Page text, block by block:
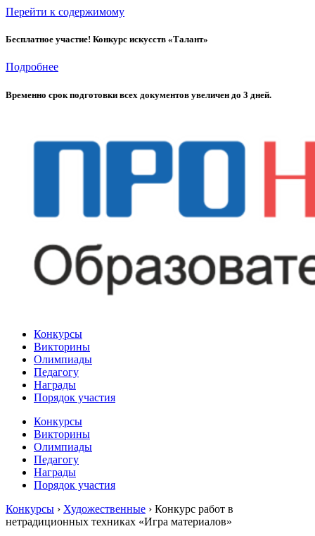
Перейти к содержимому
Бесплатное участие! Конкурс искусств «Талант»
Подробнее
Временно cрок подготовки всех документов увеличен до 3 дней.
Конкурсы
Викторины
Олимпиады
Педагогу
Награды
Порядок участия
Конкурсы
Викторины
Олимпиады
Педагогу
Награды
Порядок участия
Конкурсы › Художественные › Конкурс работ в
нетрадиционных техниках «Игра материалов»